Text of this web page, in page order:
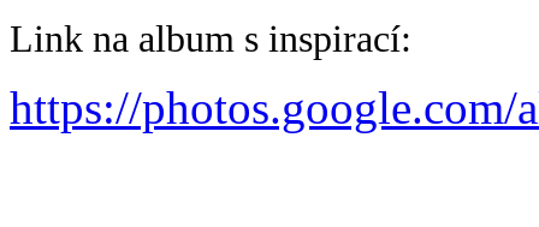
Link na album s inspirací:
https://